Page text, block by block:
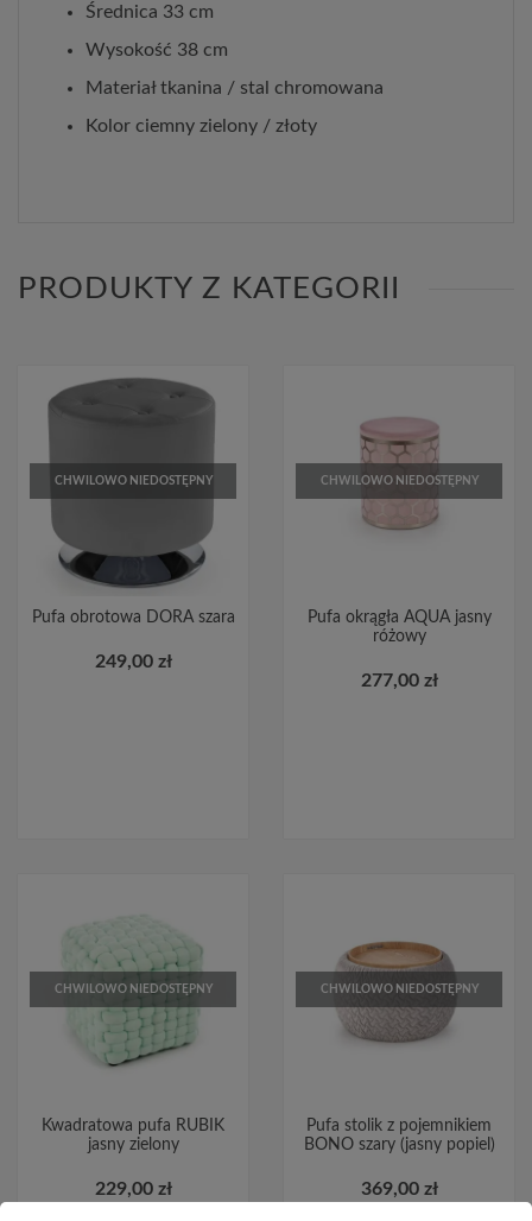
Średnica 33 cm
Wysokość 38 cm
Materiał tkanina / stal chromowana
Kolor ciemny zielony / złoty
PRODUKTY Z KATEGORII
CHWILOWO NIEDOSTĘPNY
Pufa obrotowa DORA szara
249,00 zł
CHWILOWO NIEDOSTĘPNY
Pufa okrągła AQUA jasny
różowy
277,00 zł
CHWILOWO NIEDOSTĘPNY
Kwadratowa pufa RUBIK
jasny zielony
229,00 zł
CHWILOWO NIEDOSTĘPNY
Pufa stolik z pojemnikiem
BONO szary (jasny popiel)
369,00 zł